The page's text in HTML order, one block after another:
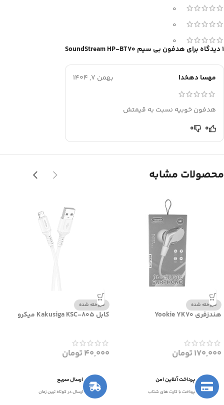
0
0
0
1 دیدگاه برای هدفون بی سیم SoundStream HP-BT70
مهسا دهخدا بهمن 7, 1404
هدفون خوبیه نسبت به قیمتش
0
0
محصولات مشابه
فروخته شده
هندزفری Yookie YK70
170,000تومان
فروخته شده
کابل Kakusiga KSC-805 میکرو
40,000تومان
پرداخت آنلاین امن
پرداخت با کارت های شتاب
ارسال سریع
ارسال در کوتاه ترین زمان